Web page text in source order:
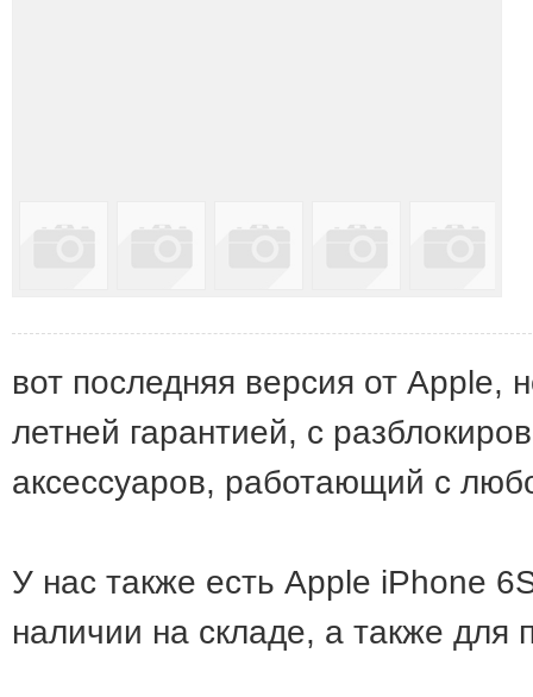
вот последняя версия от Apple,
летней гарантией, с
аксессуаров, работающий с
У нас также есть Apple iPhone
наличии на складе, а также для